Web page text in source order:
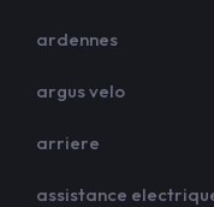
ardennes
argus velo
arriere
assistance